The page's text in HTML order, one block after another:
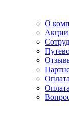
О
Акции